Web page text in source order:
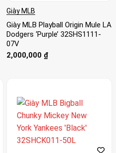
Giày MLB
Giày MLB Playball Origin Mule LA
Dodgers ‘Purple’ 32SHS1111-
07V
2,000,000 ₫